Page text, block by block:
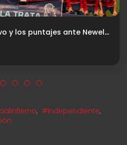
Lo positivo, lo negativo y los puntajes ante Newell‘s
, #Independiente,